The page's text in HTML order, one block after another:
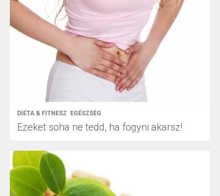
DIÉTA & FITNESZ EGÉSZSÉG
Ezeket soha ne tedd, ha fogyni akarsz!